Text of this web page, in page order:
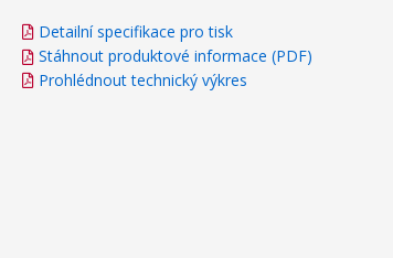
Detailní specifikace pro tisk
Stáhnout produktové informace (PDF)
Prohlédnout technický výkres